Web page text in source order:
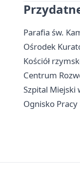
Parafia św.
Ośrodek
Kościół
Centrum
Szpital Miejski
Ognisko